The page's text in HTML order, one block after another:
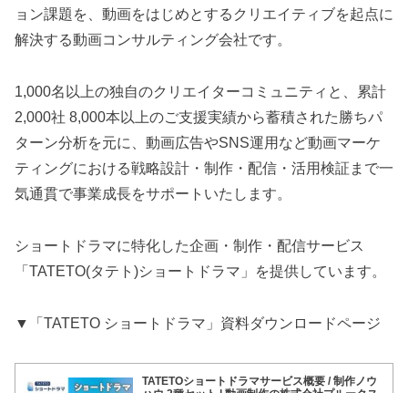
ョン課題を、動画をはじめとするクリエイティブを起点に
解決する動画コンサルティング会社です。
1,000名以上の独自のクリエイターコミュニティと、累計
2,000社 8,000本以上のご支援実績から蓄積された勝ちパ
ターン分析を元に、動画広告やSNS運用など動画マーケ
ティングにおける戦略設計・制作・配信・活用検証まで一
気通貫で事業成長をサポートいたします。
ショートドラマに特化した企画・制作・配信サービス
「TATETO(タテト)ショートドラマ」を提供しています。
▼「TATETO ショートドラマ」資料ダウンロードページ
TATETOショートドラマサービス概要 / 制作ノウ